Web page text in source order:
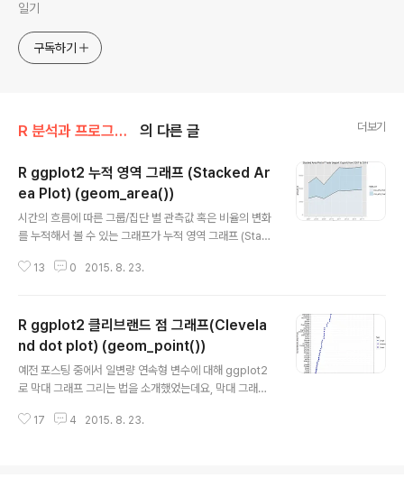
일기
구독하기
R 분석과 프로그래밍/R 그래프_시각화 의 다른 글 더보기
R ggplot2 누적 영역 그래프 (Stacked Ar
ea Plot) (geom_area())
시간의 흐름에 따른 그룹/집단 별 관측값 혹은 비율의 변화
를 누적해서 볼 수 있는 그래프가 누적 영역 그래프 (Stack
그래프 일것이라고 생각합니다. 2007년부터 2014년까
함수를 사용하여 누적 영역 그래프(Stacked Area Plot)
를 그려보도록 하겠습니다. 아래는 2007년부터 2014년
까지의 한국 수/출입 무역량 (단위: 1 B$) 데이터를 링크해
두었습니다. (☞ 한국 수/출입 무역량 데이터 다운로드 ) *
출처 : 국가무역통계 KOSIS, http://kosis.kr/statistics
List/st..
13 0 2015. 8. 23.
R ggplot2 클리브랜드 점 그래프(Clevela
nd dot plot) (geom_point())
예전 포스팅 중에서 일변량 연속형 변수에 대해 ggplot2
로 막대 그래프 그리는 법을 소개했었는데요, 막대 그래프
leveland and McGill (1984) 이 “Graphical Metho
17 4 2015. 8. 23.